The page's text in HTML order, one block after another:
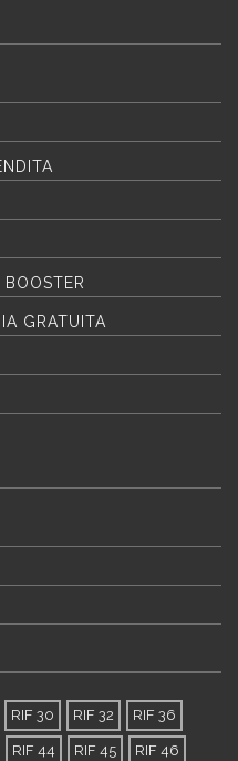
GRATUITA
RIF 30 RIF 32 RIF 36
RIF 44 RIF 45 RIF 46